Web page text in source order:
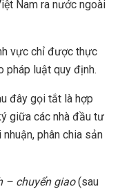
Nam ra nước ngoài
vực chỉ được thực
pháp luật quy định.
đây gọi tắt là hợp
giữa các nhà đầu tư
phân chia sản
– chuyển giao(sau